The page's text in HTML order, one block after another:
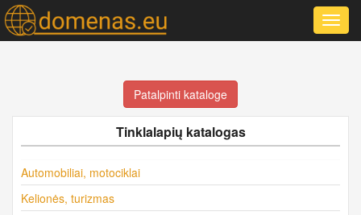
Patalpinti kataloge
Tinklalapių katalogas
Automobiliai, motociklai
Kelionės, turizmas